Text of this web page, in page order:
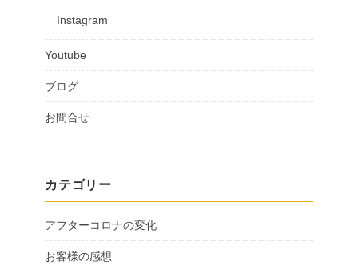
Instagram
Youtube
ブログ
お問合せ
カテゴリー
アフターコロナの変化
お客様の感想